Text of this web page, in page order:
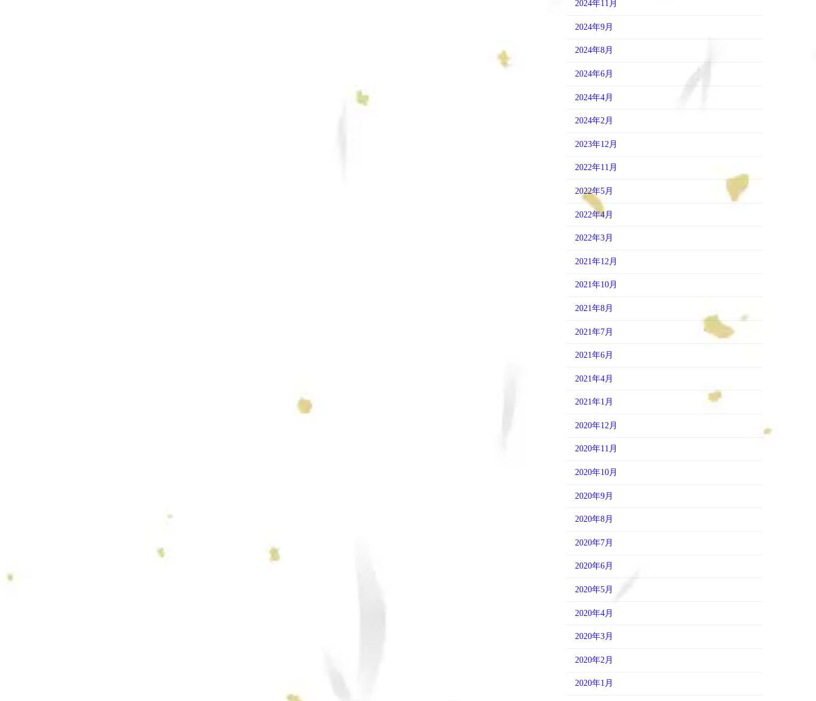
2024年11月
2024年9月
2024年8月
2024年6月
2024年4月
2024年2月
2023年12月
2022年11月
2022年5月
2022年4月
2022年3月
2021年12月
2021年10月
2021年8月
2021年7月
2021年6月
2021年4月
2021年1月
2020年12月
2020年11月
2020年10月
2020年9月
2020年8月
2020年7月
2020年6月
2020年5月
2020年4月
2020年3月
2020年2月
2020年1月